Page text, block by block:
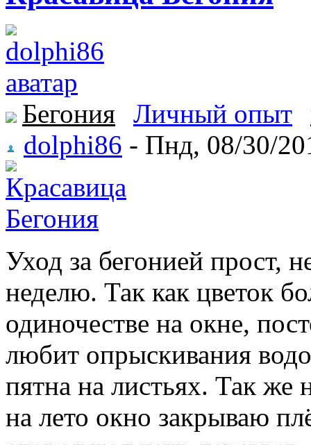
Бегония Личный опыт
dolphi86 - Пнд, 08/30/
Уход за бегонией прост,
неделю. Так как цветок
одиночестве на окне,
любит опрыскивания
пятна на листьях. Так же
на лето окно закрываю